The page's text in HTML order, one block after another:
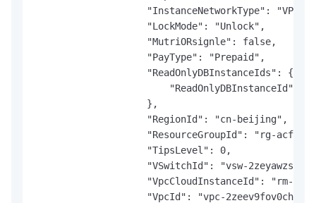
                    "InstanceNetworkType": "VPC",
                    "LockMode": "Unlock",
                    "MutriORsignle": false,
                    "PayType": "Prepaid",
                    "ReadOnlyDBInstanceIds": {
                        "ReadOnlyDBInstanceId": []
                    },
                    "RegionId": "cn-beijing",
"ResourceGroupId": "rg-
                    "TipsLevel": 0,
"VSwitchId": "vsw-
"VpcCloudInstanceId": "rm-
"VpcId": "vpc-